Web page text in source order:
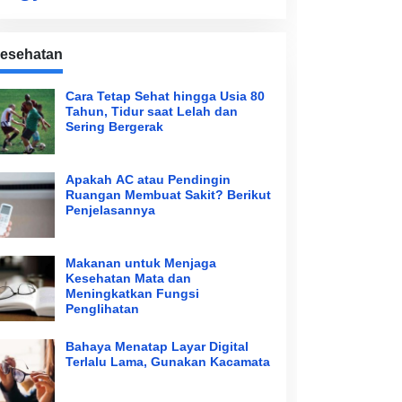
Cara Tetap Sehat hingga Usia 80
Tahun, Tidur saat Lelah dan
Sering Bergerak
Apakah AC atau Pendingin
Ruangan Membuat Sakit? Berikut
Penjelasannya
Makanan untuk Menjaga
Kesehatan Mata dan
Meningkatkan Fungsi
Penglihatan
Bahaya Menatap Layar Digital
Terlalu Lama, Gunakan Kacamata